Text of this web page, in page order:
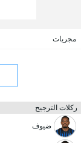
مجريات
ركلات الترجيح
ضيوف